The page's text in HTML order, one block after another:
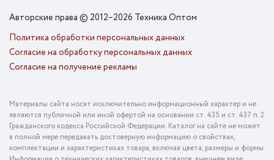
Авторские права © 2012–2026 Техника Оптом
Политика обработки персональных данных
Согласие на обработку персональных данных
Согласие на получение рекламы
Материалы сайта носят исключительно информационный характер и не
являются публичной или иной офертой на основании ст. 435 и ст. 437 п. 2
Гражданского кодекса Российской Федерации. Каталог на сайте не может
в полной мере передавать достоверную информацию о свойствах,
комплектации и характеристиках товара, включая цвета, размеры и формы.